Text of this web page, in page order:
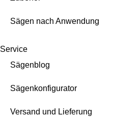
Sägen nach Anwendung
Service
Sägenblog
Sägenkonfigurator
Versand und Lieferung